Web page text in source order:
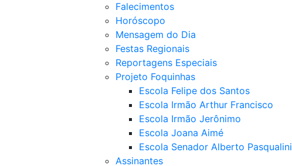
Falecimentos
Horóscopo
Mensagem do Dia
Festas Regionais
Reportagens Especiais
Projeto Foquinhas
Escola Felipe dos Santos
Escola Irmão Arthur Francisco
Escola Irmão Jerônimo
Escola Joana Aimé
Escola Senador Alberto Pasqualini
Assinantes